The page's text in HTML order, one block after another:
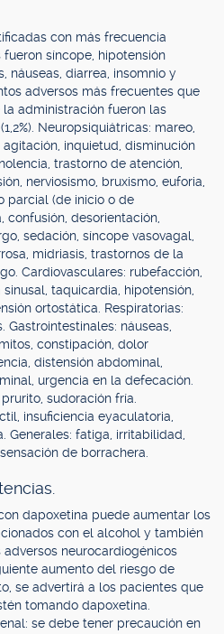
con más frecuencia
síncope, hipotensión
náuseas, diarrea, insomnio y
adversos más frecuentes que
administración fueron las
Neuropsiquiátricas: mareo,
inquietud, disminución
trastorno de atención,
nerviosismo, bruxismo, euforia,
parcial (de inicio o de
confusión, desorientación,
sedación, síncope vasovagal,
midriasis, trastornos de la
Cardiovasculares: rubefacción,
taquicardia, hipotensión,
ortostática. Respiratorias:
Gastrointestinales: náuseas,
constipación, dolor
distensión abdominal,
urgencia en la defecación.
sudoración fría.
insuficiencia eyaculatoria,
Generales: fatiga, irritabilidad,
de borrachera.
dapoxetina puede aumentar los
con el alcohol y también
neurocardiogénicos
aumento del riesgo de
se advertirá a los pacientes que
tomando dapoxetina.
se debe tener precaución en